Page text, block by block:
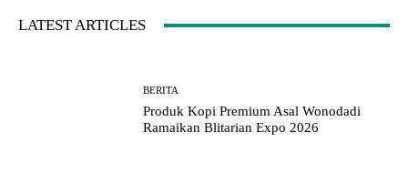
LATEST ARTICLES
BERITA
Produk Kopi Premium Asal Wonodadi
Ramaikan Blitarian Expo 2026